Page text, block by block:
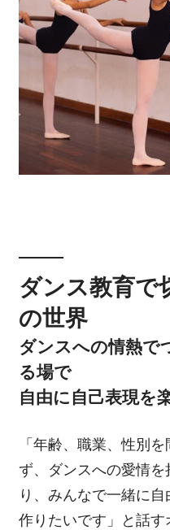
ダンス教育で
の世界
ダンスへの情熱で
る場で
自由に自己表現を
「年齢、職業、性別を
ず、ダンスへの愛情を
り、みんなで一緒に
作りたいです」と話